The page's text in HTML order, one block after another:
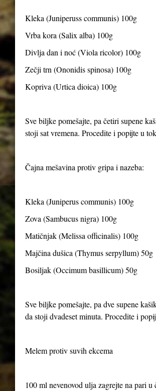
Kleka (Juniperuss communis) 100g
Vrba kora (Salix alba) 100g
Divlja dan i noć (Viola ricolor) 100g
Zečji trn (Ononidis spinosa) 100g
Kopriva (Urtica dioica) 100g
Sve biljke pomešajte, pa četiri supene
stoji sat vremena. Procedite i popijte u
Čajna mešavina protiv gripa i nazeba:
Kleka (Juniperus communis) 100g
Zova (Sambucus nigra) 100g
Matičnjak (Melissa officinalis) 100g
Majčina dušica (Thymus serpyllum) 50g
Bosiljak (Occimum basillicum) 50g
Sve biljke pomešajte, pa dve supene
da stoji dvadeset minuta. Procedite i
Melem protiv suvih ekcema
100 ml nevenovod ulja zagrejte na pari